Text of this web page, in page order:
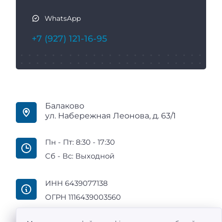
WhatsApp
+7 (927) 121-16-95
Балаково
ул. Набережная Леонова, д. 63/1
Пн - Пт: 8:30 - 17:30
Сб - Вс: Выходной
ИНН 6439077138
ОГРН 1116439003560